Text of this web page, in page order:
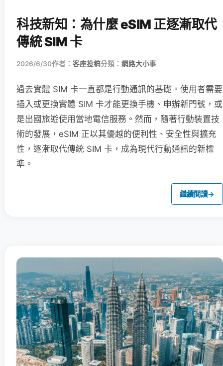
科技新知：為什麼 eSIM 正逐漸取代
傳統 SIM 卡
2026/6/30作者： 客座投稿分類： 網路大小事
過去實體 SIM 卡一直都是行動通訊的基礎。使用者需要
插入或更換實體 SIM 卡才能更換手機、申辦新門號，或
是出國旅遊使用當地電信服務。然而，隨著行動裝置技
術的發展，eSIM 正以其優越的便利性、安全性與擴充
性，逐漸取代傳統 SIM 卡，成為現代行動通訊的新標
準。
繼續閱讀→